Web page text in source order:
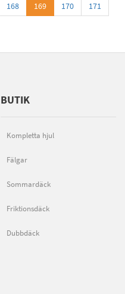
168 169 170
171
BUTIK
Kompletta hjul
Fälgar
Sommardäck
Friktionsdäck
Dubbdäck